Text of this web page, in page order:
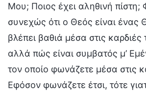
Μου; Ποιος έχει αληθινή πίστη;
συνεχώς ότι ο Θεός είναι ένας
βλέπει βαθιά μέσα στις
αλλά πώς είναι συμβατός μ’
τον οποίο φωνάζετε μέσα στις
Εφόσον φωνάζετε έτσι, τότε